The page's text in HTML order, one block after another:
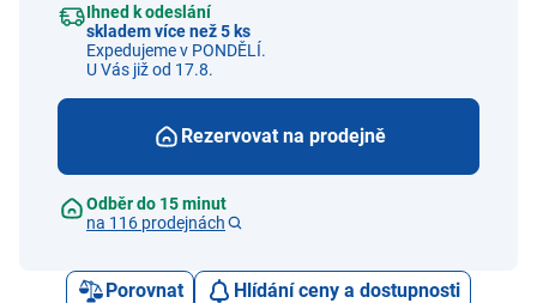
Ihned k odeslání
skladem více než 5 ks
Expedujeme v PONDĚLÍ.
U Vás již od 17.8.
Rezervovat na prodejně
Odběr do 15 minut
na 116 prodejnách
Porovnat
Hlídání ceny a dostupnosti